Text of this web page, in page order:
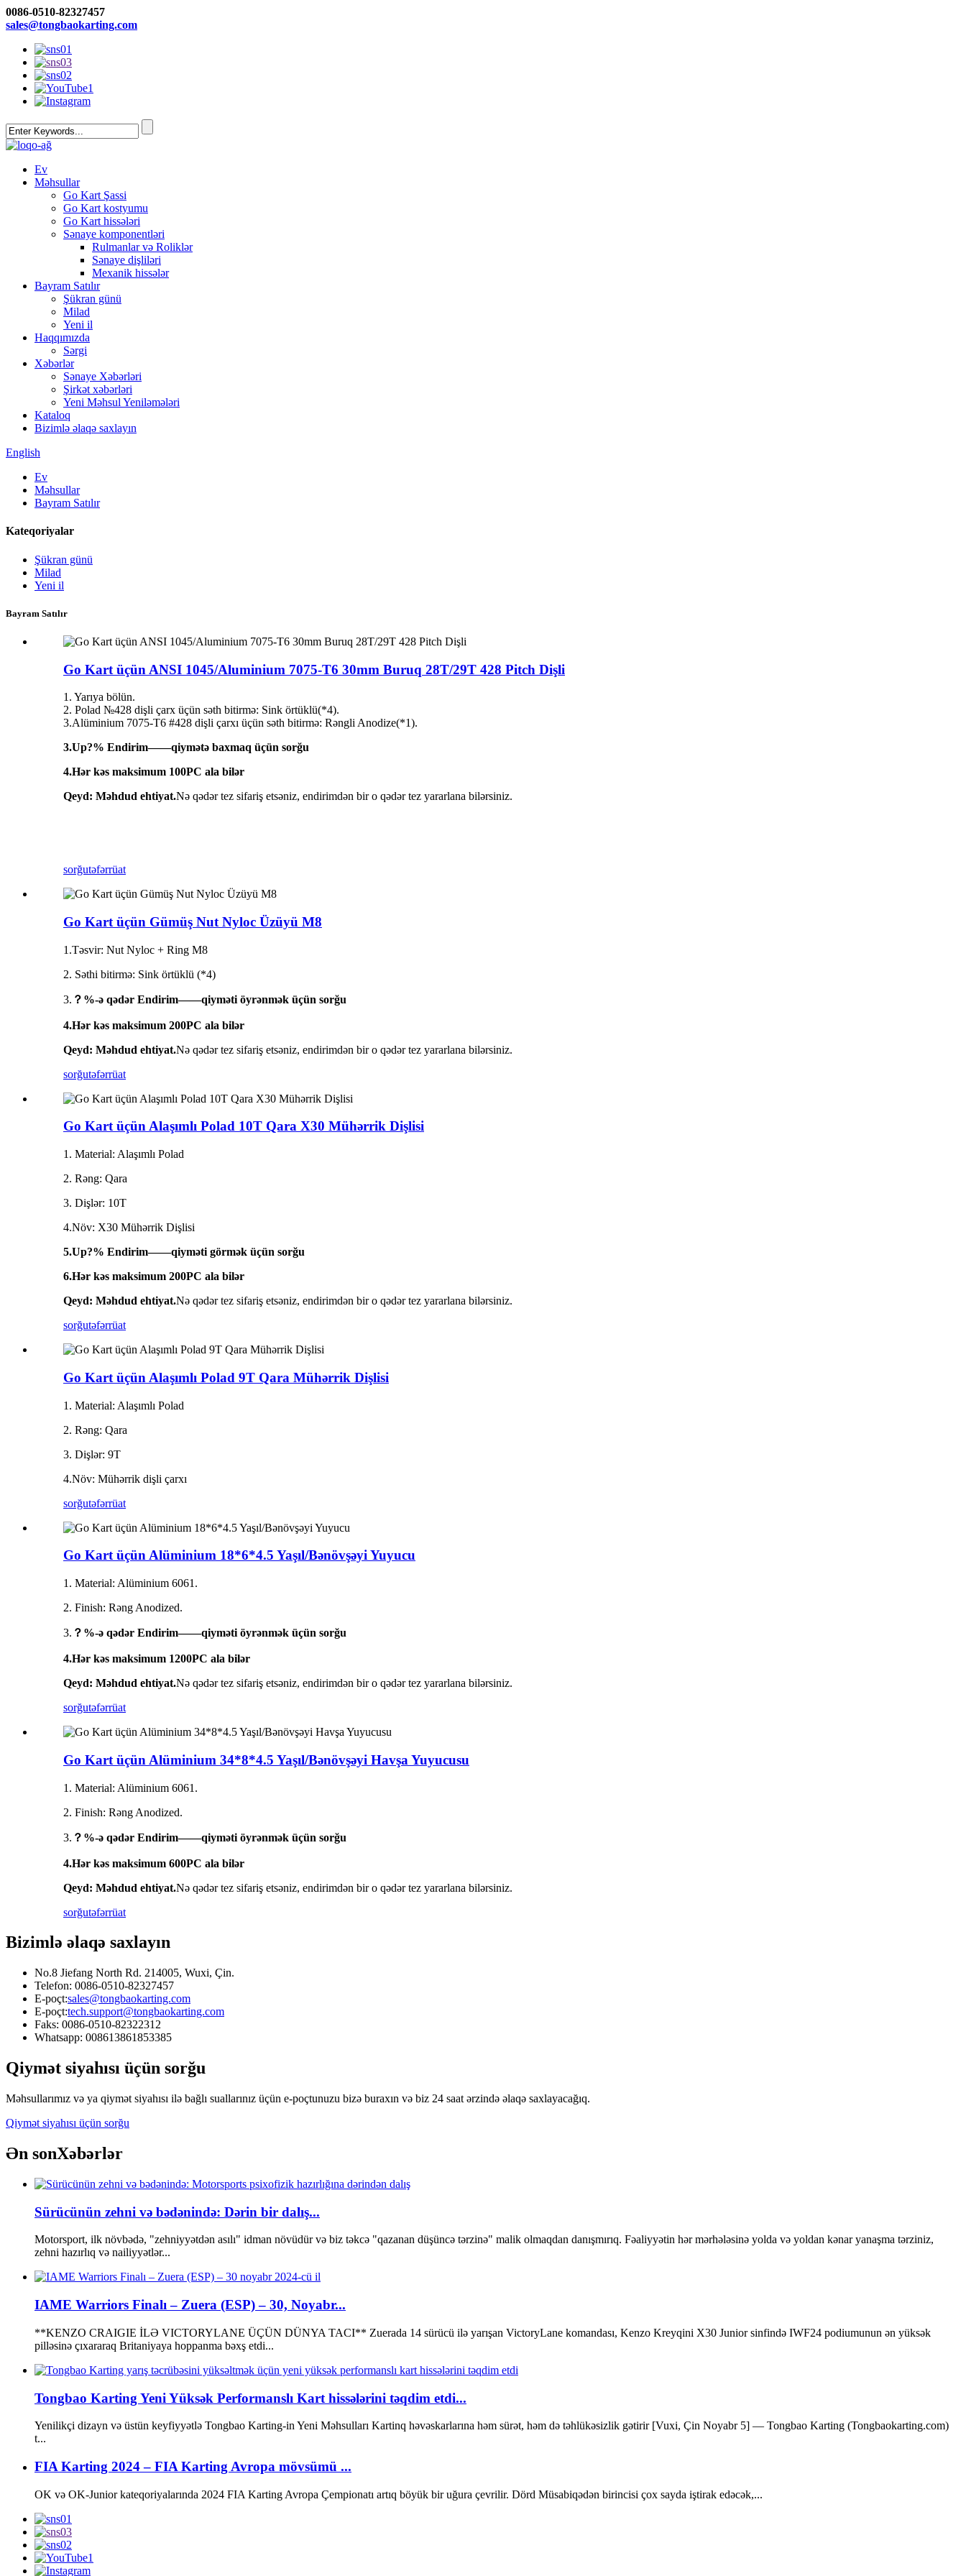
0086-0510-82327457
sales@tongbaokarting.com
Ev
Məhsullar
Go Kart Şassi
Go Kart kostyumu
Go Kart hissələri
Sənaye komponentləri
Rulmanlar və Roliklər
Sənaye dişliləri
Mexanik hissələr
Bayram Satılır
Şükran günü
Milad
Yeni il
Haqqımızda
Sərgi
Xəbərlər
Sənaye Xəbərləri
Şirkət xəbərləri
Yeni Məhsul Yeniləmələri
Kataloq
Bizimlə əlaqə saxlayın
English
Ev
Məhsullar
Bayram Satılır
Kateqoriyalar
Şükran günü
Milad
Yeni il
Bayram Satılır
Go Kart üçün ANSI 1045/Aluminium 7075-T6 30mm Buruq 28T/29T 428 Pitch Dişli
1. Yarıya bölün.
2. Polad №428 dişli çarx üçün səth bitirmə: Sink örtüklü(*4).
3.Alüminium 7075-T6 #428 dişli çarxı üçün səth bitirmə: Rəngli Anodize(*1).
3.Up?% Endirim——qiymətə baxmaq üçün sorğu
4.Hər kəs maksimum 100PC ala bilər
Qeyd: Məhdud ehtiyat.Nə qədər tez sifariş etsəniz, endirimdən bir o qədər tez yararlana bilərsiniz.
sorğutəfərrüat
Go Kart üçün Gümüş Nut Nyloc Üzüyü M8
1.Təsvir: Nut Nyloc + Ring M8
2. Səthi bitirmə: Sink örtüklü (*4)
3. ？%-ə qədər Endirim——qiyməti öyrənmək üçün sorğu
4.Hər kəs maksimum 200PC ala bilər
Qeyd: Məhdud ehtiyat.Nə qədər tez sifariş etsəniz, endirimdən bir o qədər tez yararlana bilərsiniz.
sorğutəfərrüat
Go Kart üçün Alaşımlı Polad 10T Qara X30 Mühərrik Dişlisi
1. Material: Alaşımlı Polad
2. Rəng: Qara
3. Dişlər: 10T
4.Növ: X30 Mühərrik Dişlisi
5.Up?% Endirim——qiyməti görmək üçün sorğu
6.Hər kəs maksimum 200PC ala bilər
Qeyd: Məhdud ehtiyat.Nə qədər tez sifariş etsəniz, endirimdən bir o qədər tez yararlana bilərsiniz.
sorğutəfərrüat
Go Kart üçün Alaşımlı Polad 9T Qara Mühərrik Dişlisi
1. Material: Alaşımlı Polad
2. Rəng: Qara
3. Dişlər: 9T
4.Növ: Mühərrik dişli çarxı
sorğutəfərrüat
Go Kart üçün Alüminium 18*6*4.5 Yaşıl/Bənövşəyi Yuyucu
1. Material: Alüminium 6061.
2. Finish: Rəng Anodized.
3. ？%-ə qədər Endirim——qiyməti öyrənmək üçün sorğu
4.Hər kəs maksimum 1200PC ala bilər
Qeyd: Məhdud ehtiyat.Nə qədər tez sifariş etsəniz, endirimdən bir o qədər tez yararlana bilərsiniz.
sorğutəfərrüat
Go Kart üçün Alüminium 34*8*4.5 Yaşıl/Bənövşəyi Havşa Yuyucusu
1. Material: Alüminium 6061.
2. Finish: Rəng Anodized.
3. ？%-ə qədər Endirim——qiyməti öyrənmək üçün sorğu
4.Hər kəs maksimum 600PC ala bilər
Qeyd: Məhdud ehtiyat.Nə qədər tez sifariş etsəniz, endirimdən bir o qədər tez yararlana bilərsiniz.
sorğutəfərrüat
Bizimlə əlaqə saxlayın
No.8 Jiefang North Rd. 214005, Wuxi, Çin.
Telefon: 0086-0510-82327457
E-poçt:sales@tongbaokarting.com
E-poçt:tech.support@tongbaokarting.com
Faks: 0086-0510-82322312
Whatsapp: 008613861853385
Qiymət siyahısı üçün sorğu
Məhsullarımız və ya qiymət siyahısı ilə bağlı suallarınız üçün e-poçtunuzu bizə buraxın və biz 24 saat ərzində əlaqə saxlayacağıq.
Qiymət siyahısı üçün sorğu
Ən sonXəbərlər
Sürücünün zehni və bədənində: Dərin bir dalış...
Motorsport, ilk növbədə, "zehniyyətdən asılı" idman növüdür və biz təkcə "qazanan düşüncə tərzinə" malik olmaqdan danışmırıq. Fəaliyyətin hər mərhələsinə yolda və yoldan kənar yanaşma tərziniz,
zehni hazırlıq və nailiyyətlər...
IAME Warriors Finalı – Zuera (ESP) – 30, Noyabr...
**KENZO CRAIGIE İLƏ VICTORYLANE ÜÇÜN DÜNYA TACI** Zuerada 14 sürücü ilə yarışan VictoryLane komandası, Kenzo Kreyqini X30 Junior sinfində IWF24 podiumunun ən yüksək
pilləsinə çıxararaq Britaniyaya hoppanma bəxş etdi...
Tongbao Karting Yeni Yüksək Performanslı Kart hissələrini təqdim etdi...
Yenilikçi dizayn və üstün keyfiyyətlə Tongbao Karting-in Yeni Məhsulları Kartinq həvəskarlarına həm sürət, həm də təhlükəsizlik gətirir [Vuxi, Çin Noyabr 5] — Tongbao Karting (Tongbaokarting.com)
t...
FIA Karting 2024 – FIA Karting Avropa mövsümü ...
OK və OK-Junior kateqoriyalarında 2024 FIA Karting Avropa Çempionatı artıq böyük bir uğura çevrilir. Dörd Müsabiqədən birincisi çox sayda iştirak edəcək,...